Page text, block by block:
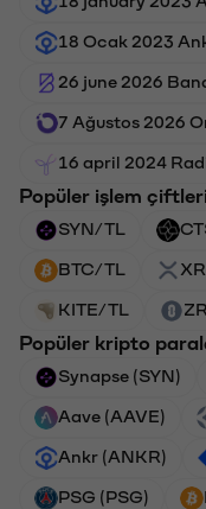
18 Ocak 2023
26 june 2026
7 Ağustos 2026
16 april 2024
Popüler işlem çiftleri
SYN/TL
BTC/TL
KITE/TL
Popüler kripto
Synapse (SYN)
Aave (AAVE)
Ankr (ANKR)
PSG (PSG)